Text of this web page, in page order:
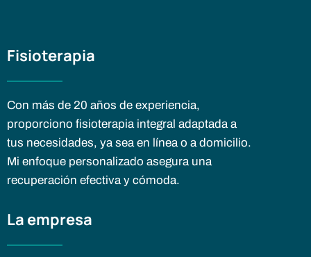
Fisioterapia
Con más de 20 años de experiencia,
proporciono fisioterapia integral adaptada a
tus necesidades, ya sea en línea o a domicilio.
Mi enfoque personalizado asegura una
recuperación efectiva y cómoda.
La empresa